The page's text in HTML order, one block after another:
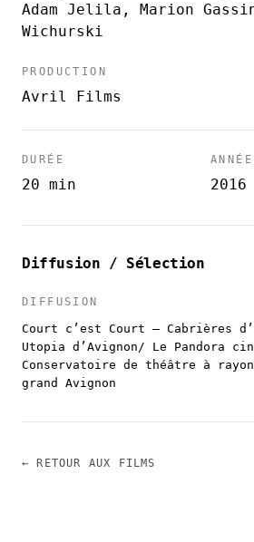
Adam Jelila, Marion
Wichurski
PRODUCTION
Avril Films
DURÉE
20 min
ANNÉE
2016
Diffusion / Sélection
DIFFUSION
Court c’est Court – Cabrières
Utopia d’Avignon/ Le Pandora
Conservatoire de théâtre à
grand Avignon
← RETOUR AUX FILMS